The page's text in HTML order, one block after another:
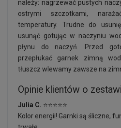
należy: nagrzewać pustych
ostrymi szczotkami,
temperatury. Trudne do
usunąć gotując w naczyniu
płynu do naczyń. Przed
przepłukać garnek zimną
tłuszcz wlewamy zawsze na
Opinie klientów o
Julia C. ⭐⭐⭐⭐⭐
Kolor energii! Garnki są śliczne,